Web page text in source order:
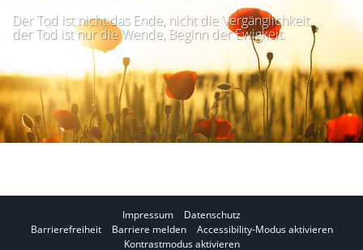
Der Tod ist nicht das Ende, nicht die Vergänglichkeit,
der Tod ist nur die Wende, Beginn der Ewigkeit.
Impressum
Datenschutz
Barrierefreiheit
Barriere melden
I
m
Accessibility-Modus aktivieren
IKontrastmodus aktivieren